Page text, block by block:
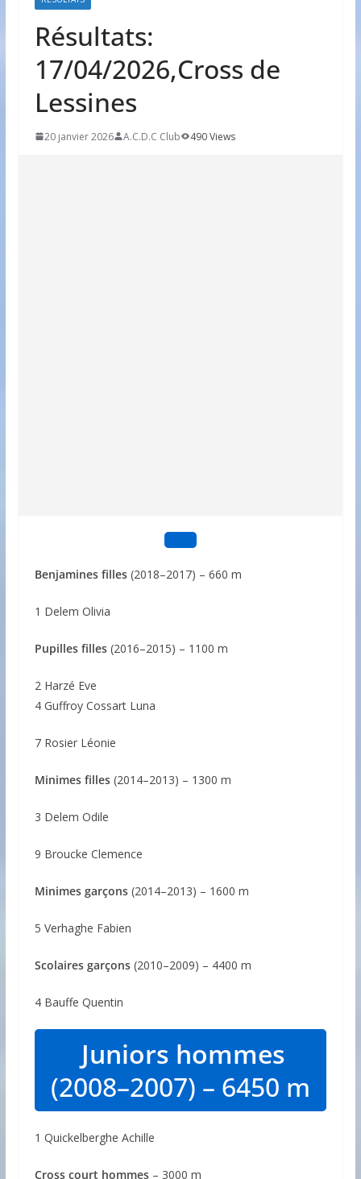
Résultats:
17/04/2026,Cross de
Lessines
20 janvier 2026 A.C.D.C Club 490 Views
Benjamines filles(2018–2017) – 660 m
1 Delem Olivia
Pupilles filles(2016–2015) – 1100 m
2 Harzé Eve
4 Guffroy Cossart Luna
7 Rosier Léonie
Minimes filles(2014–2013) – 1300 m
3 Delem Odile
9 Broucke Clemence
Minimes garçons(2014–2013) – 1600 m
5 Verhaghe Fabien
Scolaires garçons(2010–2009) – 4400 m
4 Bauffe Quentin
Juniors hommes
(2008–2007) – 6450 m
1 Quickelberghe Achille
Cross court hommes– 3000 m